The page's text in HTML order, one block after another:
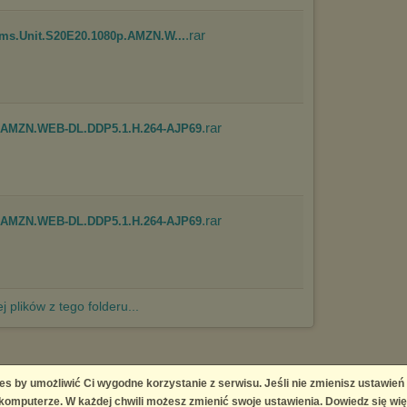
.rar
DL.DDP5.1.H.264-AJP69.rar
DL.DDP5.1.H.264-AJP69.rar
plików z tego folderu...
infringement
by umożliwić Ci wygodne korzystanie z serwisu. Jeśli nie zmienisz
W każdej chwili możesz zmienić swoje ustawienia. Dowiedz się